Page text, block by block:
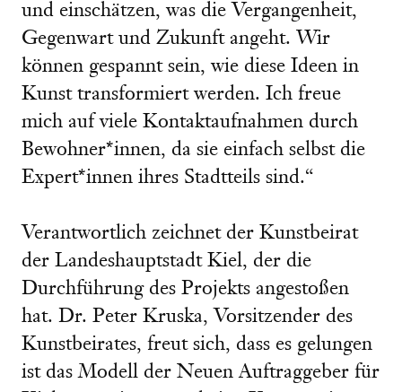
und einschätzen, was die Vergangenheit,
Gegenwart und Zukunft angeht. Wir
können gespannt sein, wie diese Ideen in
Kunst transformiert werden. Ich freue
mich auf viele Kontaktaufnahmen durch
Bewohner*innen, da sie einfach selbst die
Expert*innen ihres Stadtteils sind.“
Verantwortlich zeichnet der Kunstbeirat
der Landeshauptstadt Kiel, der die
Durchführung des Projekts angestoßen
hat. Dr. Peter Kruska, Vorsitzender des
Kunstbeirates, freut sich, dass es gelungen
ist das Modell der Neuen Auftraggeber für